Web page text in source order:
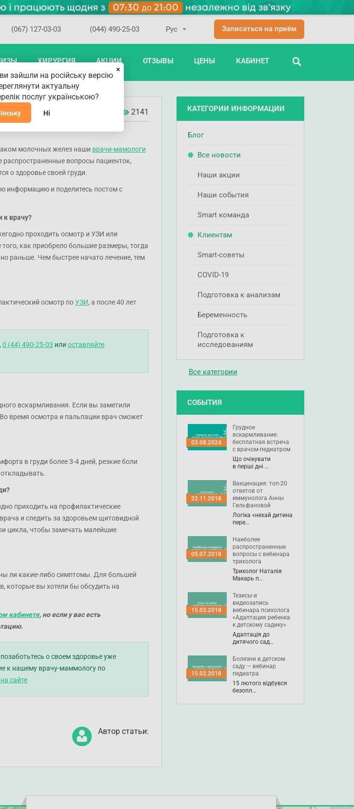
ПОИСК
(067) 127-03-03 (044) 490-25-03 Записаться на приём
ХИРУРГИЯ АКЦИИ ОТЗЫВЫ ЦЕНЫ КАБИНЕТ
2141
здоровье груди
молочных желез наши врачи-мамологи
вопросы пациенток,
о здоровье своей груди.⠀
информацию и поделитесь постом с
к врачу?
проходить осмотр и УЗИ или
как приобрело большие размеры, тогда
раньше. Чем быстрее начато лечение, тем
осмотр поУЗИ, а после 40 лет
, 0 (44) 490-25-03 или оставляйте
вскармливания. Если вы заметили
время осмотра и пальпации врач сможет
в груди более 3-4 дней, резкие боли
приходить на профилактические
и следить за здоровьем щитовидной
цикла, чтобы замечать малейшие
ли какие-либо симптомы. Для большей
которые вы хотели бы обсудить на
кабинете, но если у вас есть
о своем здоровье уже
к нашему врачу-маммологу по
сайте
Автор статьи:
КАТЕГОРИИ ИНФОРМАЦИИ
Блог
Все новости
Наши акции
Наши события
Smart команда
Клиентам
Smart-советы
COVID-19
Подготовка к анализам
Беременность
Подготовка к
исследованиям
Все категории
СОБЫТИЯ
03.08.2024
Грудное
вскармливание:
бесплатная встреча
с врачом-педиатром
Що очікувати
в перші дні …
22.11.2018
Вакцинация: топ-20
ответов от
иммунолога Анны
Гильфановой
Логіка «нехай дитина
пере…
05.07.2018
Наиболее
распространенные
вопросы с вебинара
трихолога
Трихолог Наталія
Макарь п…
15.03.2018
Тезисы и
видеозапись
вебинара психолога
«Адаптация ребенка
к детскому садику»
Адаптація до
дитячого сад…
15.02.2018
Болезни в детском
саду — вебинар
педиатра
15 лютого відбувся
безопл…
×
зайшли на російську версію
актуальну
послуг українською?
Ні